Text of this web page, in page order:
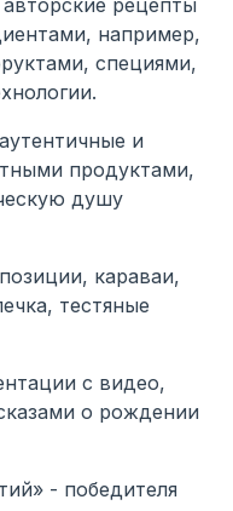
рецепты
например,
специями,
и
продуктами,
душу
караваи,
тестяные
с видео,
о рождении
- победителя